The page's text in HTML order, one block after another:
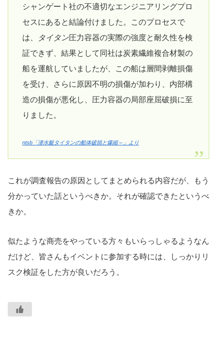
シャンゲート社の不適切なエンジニアリングプロ
セスにあると結論付けました。このプロセスで
は、
タイタン圧力容器の実際の強度と耐久性を検
証できず、結果として同社は炭素繊維複合材製の
船を運航していましたが、この船は層間剥離損傷
を受け、さらに原因不明の損傷が加わり、内部構
造の損傷が悪化し、圧力容器の局部座屈破損に至
りました。
ntsb「潜水艇タイタンの船体破損と爆縮～」より
これが調査報告の原因としてまとめられる内容だが、もう
分かっていた話というべきか。それが確認できたというべ
きか。
似たような商売をやっている方々もいらっしゃるようなん
だけど、皆さんもイベントに参加する時には、しっかりリ
スク検証をした方が良いだろう。